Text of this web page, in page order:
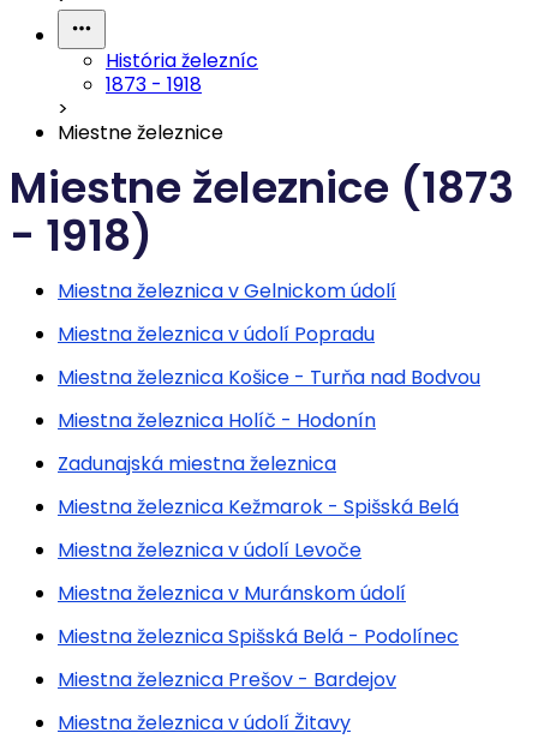
História železníc
1873 - 1918
>
Miestne železnice
Miestne železnice (1873
- 1918)
Miestna železnica v Gelnickom údolí
Miestna železnica v údolí Popradu
Miestna železnica Košice - Turňa nad Bodvou
Miestna železnica Holíč - Hodonín
Zadunajská miestna železnica
Miestna železnica Kežmarok - Spišská Belá
Miestna železnica v údolí Levoče
Miestna železnica v Muránskom údolí
Miestna železnica Spišská Belá - Podolínec
Miestna železnica Prešov - Bardejov
Miestna železnica v údolí Žitavy